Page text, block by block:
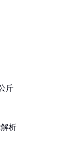
斤
析